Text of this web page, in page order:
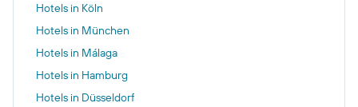
Hotels in Köln
Hotels in München
Hotels in Málaga
Hotels in Hamburg
Hotels in Düsseldorf